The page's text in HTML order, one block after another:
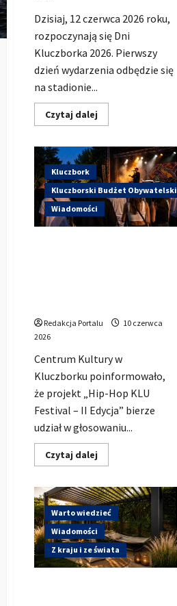
Dzisiaj, 12 czerwca 2026 roku,
rozpoczynają się Dni
Kluczborka 2026. Pierwszy
dzień wydarzenia odbędzie się
na stadionie...
Czytaj dalej
się
Dzisiaj
startują
Dni
Kluczborka
2026.
Kto
wystąpi
dziś
na
Kluczbork
Kluczborski Budżet Obywatelski
Wiadomości
Redakcja Portalu
10 czerwca
2026
Centrum Kultury w
Kluczborku poinformowało,
że projekt „Hip-Hop KLU
Festival – II Edycja” bierze
udział w głosowaniu...
Czytaj dalej
się
Hip-
Hop
KLU
Festival
wraca
do
głosowania.
Centrum
Kultury
Warto wiedzieć
Wiadomości
Z kraju i ze świata